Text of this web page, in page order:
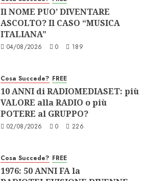
Il NOME PUO’ DIVENTARE
ASCOLTO? Il CASO “MUSICA
ITALIANA”
04/08/2026 0 189
Cosa Succede? FREE
10 ANNI di RADIOMEDIASET: più
VALORE alla RADIO o più
POTERE al GRUPPO?
02/08/2026 0 226
Cosa Succede? FREE
1976: 50 ANNI FA la